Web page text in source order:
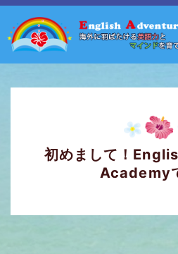
初めまして！
Academy